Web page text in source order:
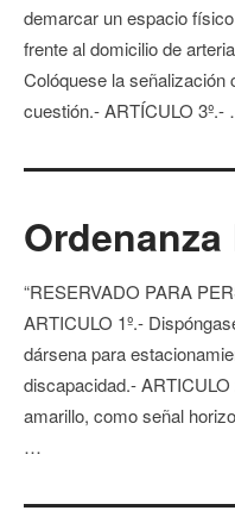
demarcar un espacio
frente al domicilio de
Colóquese la señalización
cuestión.- ARTÍCULO
Ordenanza
“RESERVADO PARA
ARTICULO 1º.-
dársena para
discapacidad.-
amarillo, como señal
…